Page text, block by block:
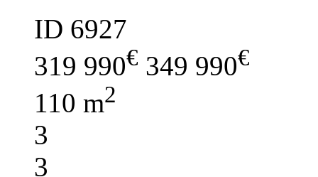
ID 6927
319 990€ 349 990€
110 m2
3
3